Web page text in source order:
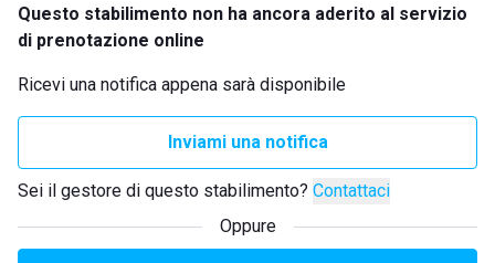
Questo stabilimento non ha ancora aderito al servizio
di prenotazione online
Ricevi una notifica appena sarà disponibile
Inviami una notifica
Sei il gestore di questo stabilimento? Contattaci
Oppure